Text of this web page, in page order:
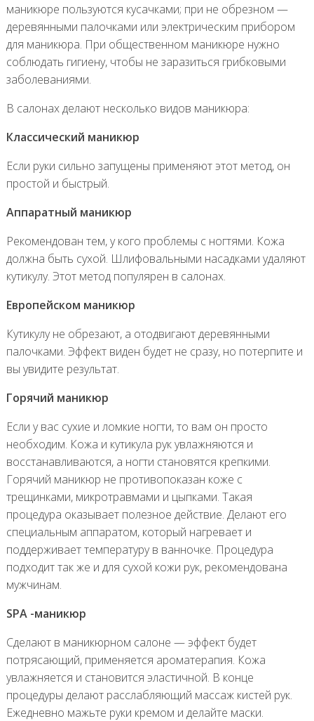
маникюре пользуются кусачками; при не обрезном —
деревянными палочками или электрическим прибором
для маникюра. При общественном маникюре нужно
соблюдать гигиену, чтобы не заразиться грибковыми
заболеваниями.
В салонах делают несколько видов маникюра:
Классический маникюр
Если руки сильно запущены применяют этот метод, он
простой и быстрый.
Аппаратный маникюр
Рекомендован тем, у кого проблемы с ногтями. Кожа
должна быть сухой. Шлифовальными насадками удаляют
кутикулу. Этот метод популярен в салонах.
Европейском маникюр
Кутикулу не обрезают, а отодвигают деревянными
палочками. Эффект виден будет не сразу, но потерпите и
вы увидите результат.
Горячий маникюр
Если у вас сухие и ломкие ногти, то вам он просто
необходим. Кожа и кутикула рук увлажняются и
восстанавливаются, а ногти становятся крепкими.
Горячий маникюр не противопоказан коже с
трещинками, микротравмами и цыпками. Такая
процедура оказывает полезное действие. Делают его
специальным аппаратом, который нагревает и
поддерживает температуру в ванночке. Процедура
подходит так же и для сухой кожи рук, рекомендована
мужчинам.
SPA -маникюр
Сделают в маникюрном салоне — эффект будет
потрясающий, применяется ароматерапия. Кожа
увлажняется и становится эластичной. В конце
процедуры делают расслабляющий массаж кистей рук.
Ежедневно мажьте руки кремом и делайте маски.